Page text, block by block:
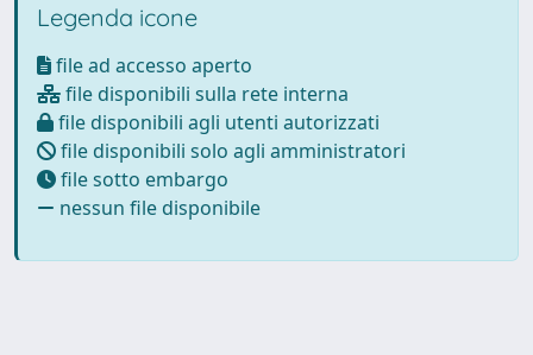
Legenda icone
file ad accesso aperto
file disponibili sulla rete interna
file disponibili agli utenti autorizzati
file disponibili solo agli amministratori
file sotto embargo
nessun file disponibile